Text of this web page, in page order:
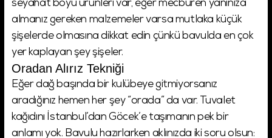
seyahat boyu ürünleri var, eğer mecburen yanınıza
almanız gereken malzemeler varsa mutlaka küçük
şişelerde olmasına dikkat edin çünkü bavulda en çok
yer kaplayan şey şişeler.
Oradan Alırız Tekniği
Eğer dağ başında bir kulübeye gitmiyorsanız
aradığınız hemen her şey “orada” da var. Tuvalet
kağıdını İstanbul’dan Göcek’e taşımanın pek bir
anlamı yok. Bavulu hazırlarken aklınızda iki soru olsun: